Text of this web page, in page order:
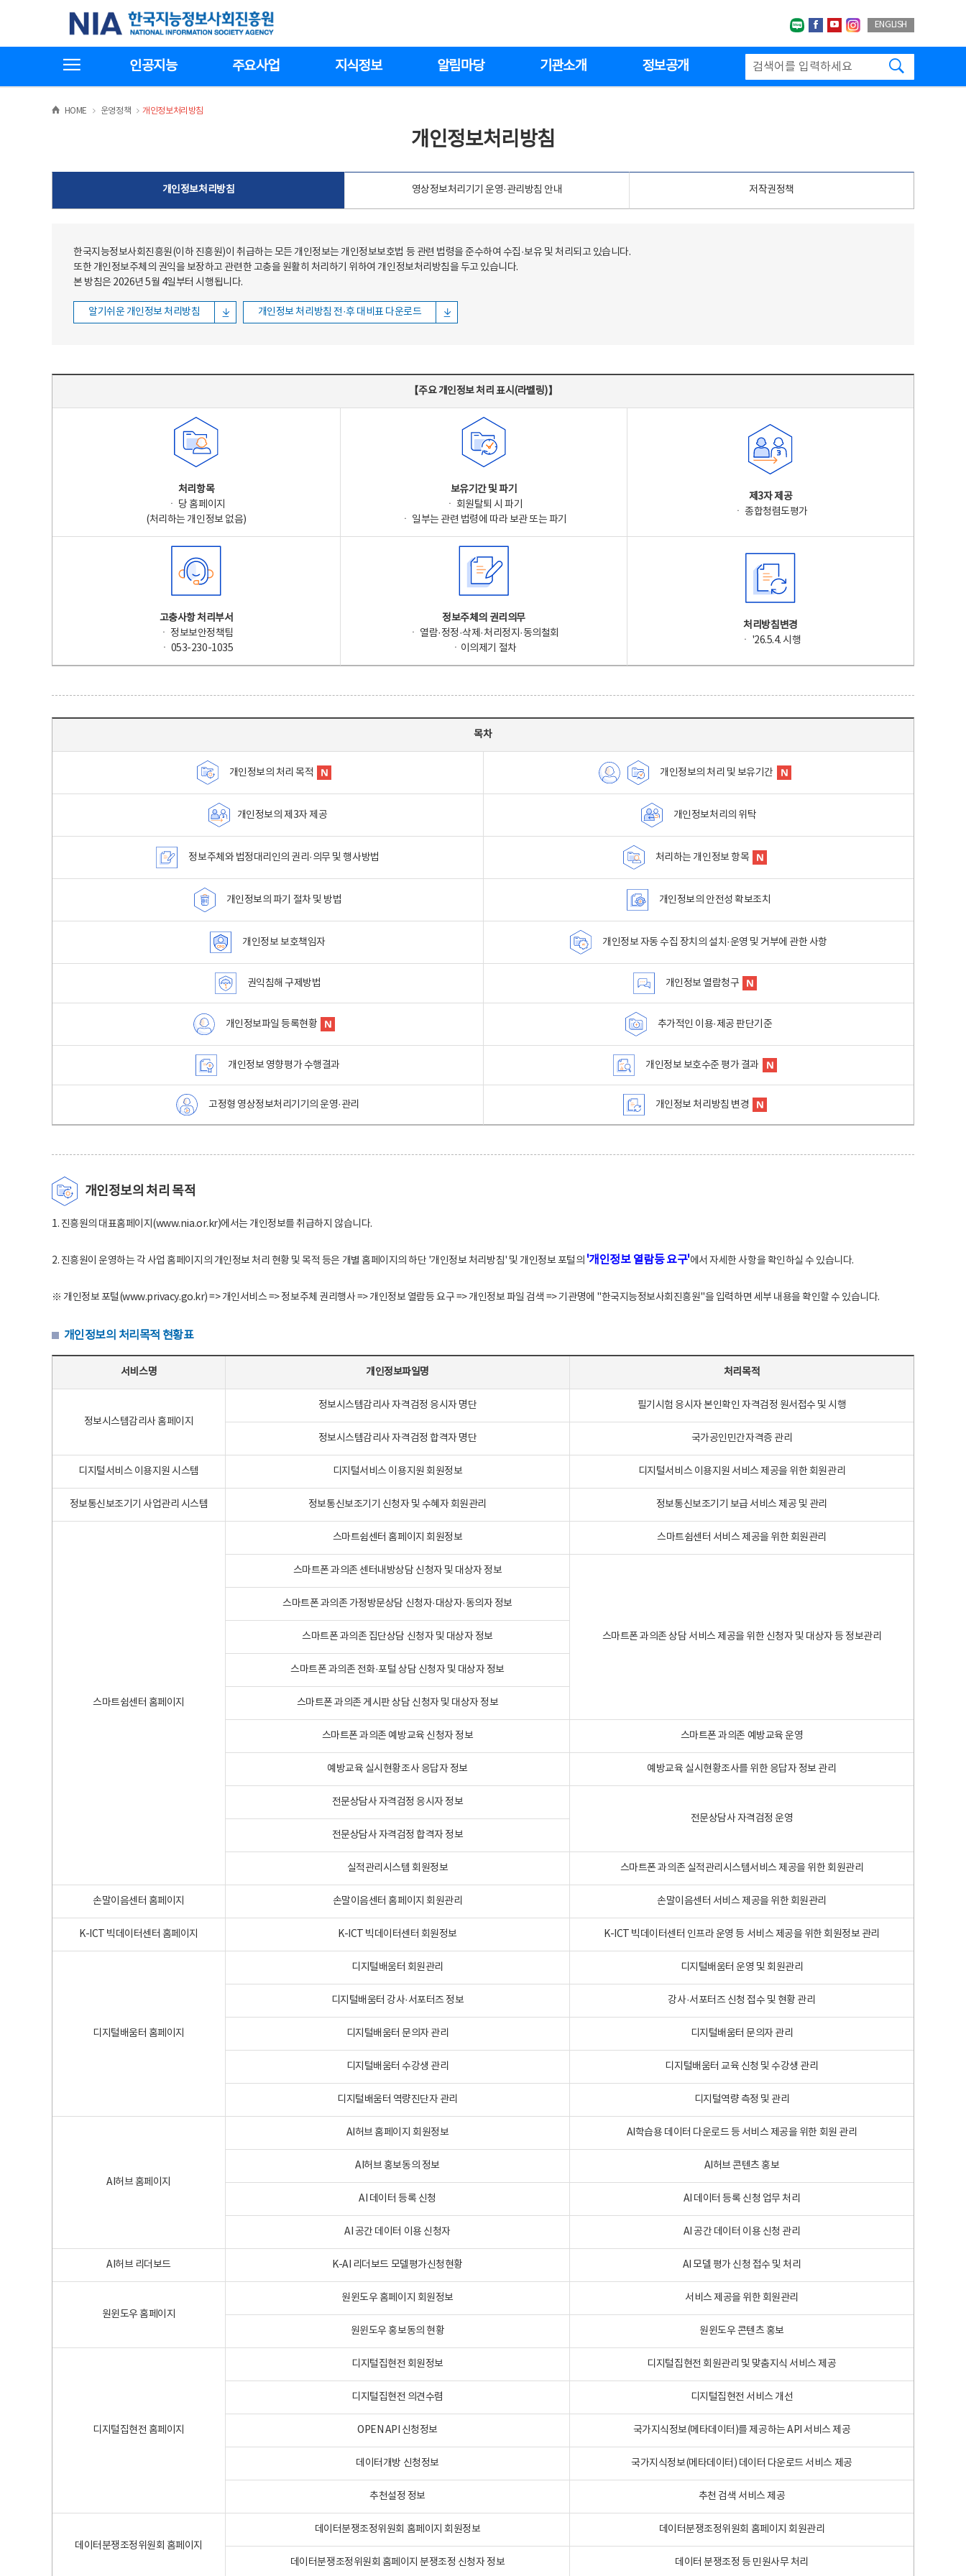
한국지능정보사회진흥원
네이버블로그
페이스북
유투브인스타그랩
ENGLISH
인공지능 주요사업 지식정보 알림마당 기관소개 정보공개
HOME >운영정책 >
개인정보처리방침
개인정보처리방침
개인정보처리방침 영상정보처리기기 운영·관리방침 안내 저작권정책
한국지능정보사회진흥원(이하 진흥원)이 취급하는 모든 개인정보는 개인정보보호법 등 관련 법령을 준수하여 수집·보유 및 처리되고 있습니다.
또한 개인정보주체의 권익을 보장하고 관련한 고충을 원활히 처리하기 위하여 개인정보처리방침을 두고 있습니다.
본 방침은 2026년 5월 4일부터 시행됩니다.
알기쉬운 개인정보 처리방침 개인정보 처리방침 전·후 대비표 다운로드
【주요 개인정보 처리 표시(라벨링)】
처리항목
ㆍ 당 홈페이지
(처리하는 개인정보 없음)
보유기간 및 파기
ㆍ 회원탈퇴 시 파기
ㆍ 일부는 관련 법령에 따라 보관 또는 파기
제3자 제공
ㆍ 종합청렴도평가
고충사항 처리부서
ㆍ 정보보안정책팀
ㆍ 053-230-1035
정보주체의 권리의무
ㆍ 열람·정정·삭제·처리정지·동의철회
ㆍ이의제기 절차
처리방침변경
ㆍ '26.5.4. 시행
목차
개인정보의 처리 목적 개인정보의 처리 및 보유기간
개인정보의 제3자 제공 개인정보처리의 위탁
정보주체와 법정대리인의 권리·의무 및 행사방법 처리하는 개인정보 항목
개인정보의 파기 절차 및 방법 개인정보의 안전성 확보조치
개인정보 보호책임자 개인정보 자동 수집 장치의 설치·운영 및 거부에 관한 사항
권익침해 구제방법 개인정보 열람청구
개인정보파일 등록현황 추가적인 이용·제공 판단기준
개인정보 영향평가 수행결과 개인정보 보호수준 평가 결과
고정형 영상정보처리기기의 운영·관리 개인정보 처리방침 변경
개인정보의 처리 목적
1. 진흥원의 대표홈페이지(www.nia.or.kr)에서는 개인정보를 취급하지 않습니다.
2. 진흥원이 운영하는 각 사업 홈페이지의 개인정보 처리 현황 및 목적 등은 개별 홈페이지의 하단 '개인정보 처리방침' 및 개인정보 포털의 '개인정보 열람등 요구'에서 자세한 사항을 확인하실 수 있습니다.
※ 개인정보 포털(www.privacy.go.kr) => 개인서비스 => 정보주체 권리행사 => 개인정보 열람등 요구 => 개인정보 파일 검색 => 기관명에 "한국지능정보사회진흥원"을 입력하면 세부 내용을 확인할 수 있습니다.
개인정보의 처리목적 현황표
서비스명 개인정보파일명 처리목적
정보시스템감리사 홈페이지
정보시스템감리사 자격검정 응시자 명단 필기시험 응시자 본인확인 자격검정 원서접수 및 시행
정보시스템감리사 자격검정 합격자 명단 국가공인민간자격증 관리
디지털서비스 이용지원 시스템 디지털서비스 이용지원 회원정보 디지털서비스 이용지원 서비스 제공을 위한 회원관리
정보통신보조기기 사업관리 시스템 정보통신보조기기 신청자 및 수혜자 회원관리 정보통신보조기기 보급 서비스 제공 및 관리
스마트쉼센터 홈페이지
스마트쉼센터 홈페이지 회원정보 스마트쉼센터 서비스 제공을 위한 회원관리
스마트폰 과의존 센터내방상담 신청자 및 대상자 정보
스마트폰 과의존 상담 서비스 제공을 위한 신청자 및 대상자 등 정보관리
스마트폰 과의존 가정방문상담 신청자·대상자·동의자 정보
스마트폰 과의존 집단상담 신청자 및 대상자 정보
스마트폰 과의존 전화·포털 상담 신청자 및 대상자 정보
스마트폰 과의존 게시판 상담 신청자 및 대상자 정보
스마트폰 과의존 예방교육 신청자 정보 스마트폰 과의존 예방교육 운영
예방교육 실시현황조사 응답자 정보 예방교육 실시현황조사를 위한 응답자 정보 관리
전문상담사 자격검정 응시자 정보
전문상담사 자격검정 운영
전문상담사 자격검정 합격자 정보
실적관리시스템 회원정보 스마트폰 과의존 실적관리시스템서비스 제공을 위한 회원관리
손말이음센터 홈페이지 손말이음센터 홈페이지 회원관리 손말이음센터 서비스 제공을 위한 회원관리
K-ICT 빅데이터센터 홈페이지 K-ICT 빅데이터센터 회원정보 K-ICT 빅데이터센터 인프라 운영 등 서비스 제공을 위한 회원정보 관리
디지털배움터 홈페이지
디지털배움터 회원관리 디지털배움터 운영 및 회원관리
디지털배움터 강사·서포터즈 정보 강사·서포터즈 신청 접수 및 현황 관리
디지털배움터 문의자 관리 디지털배움터 문의자 관리
디지털배움터 수강생 관리 디지털배움터 교육 신청 및 수강생 관리
디지털배움터 역량진단자 관리 디지털역량 측정 및 관리
AI허브 홈페이지
AI허브 홈페이지 회원정보 AI학습용 데이터 다운로드 등 서비스 제공을 위한 회원 관리
AI허브 홍보동의 정보 AI허브 콘텐츠 홍보
AI 데이터 등록 신청 AI 데이터 등록 신청 업무 처리
AI 공간 데이터 이용 신청자 AI 공간 데이터 이용 신청 관리
AI허브 리더보드 K-AI 리더보드 모델평가신청현황 AI 모델 평가 신청 접수 및 처리
원윈도우 홈페이지
원윈도우 홈페이지 회원정보 서비스 제공을 위한 회원관리
원윈도우 홍보동의 현황 원윈도우 콘텐츠 홍보
디지털집현전 홈페이지
디지털집현전 회원정보 디지털집현전 회원관리 및 맞춤지식 서비스 제공
디지털집현전 의견수렴 디지털집현전 서비스 개선
OPEN API 신청정보 국가지식정보(메타데이터)를 제공하는 API 서비스 제공
데이터개방 신청정보 국가지식정보(메타데이터) 데이터 다운로드 서비스 제공
추천설정 정보 추천 검색 서비스 제공
데이터분쟁조정위원회 홈페이지
데이터분쟁조정위원회 홈페이지 회원정보 데이터분쟁조정위원회 홈페이지 회원관리
데이터분쟁조정위원회 홈페이지 분쟁조정 신청자 정보 데이터 분쟁조정 등 민원사무 처리